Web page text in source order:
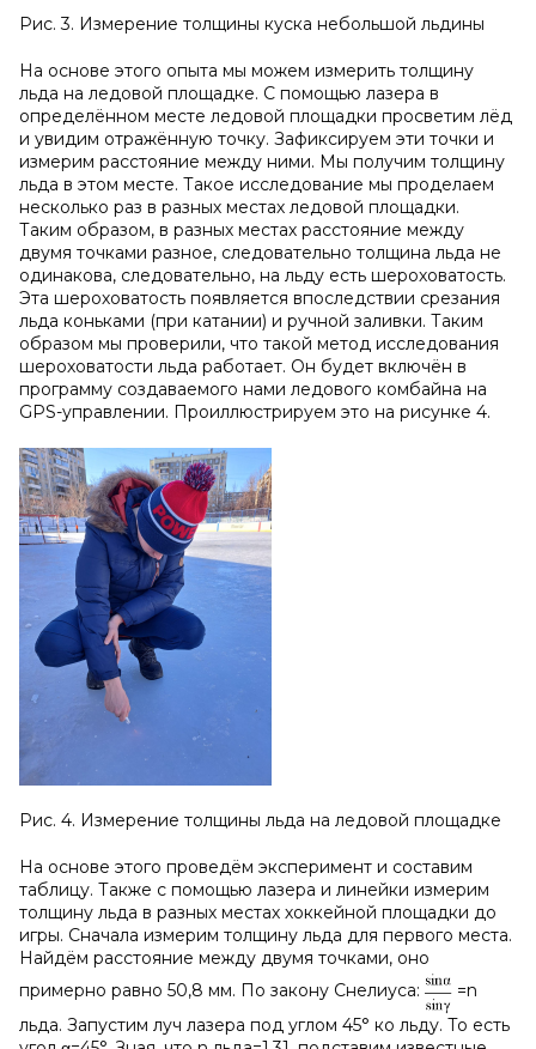
Рис. 3. Измерение толщины куска небольшой льдины
На основе этого опыта мы можем измерить толщину
льда на ледовой площадке. С помощью лазера в
определённом месте ледовой площадки просветим лёд
и увидим отражённую точку. Зафиксируем эти точки и
измерим расстояние между ними. Мы получим толщину
льда в этом месте. Такое исследование мы проделаем
несколько раз в разных местах ледовой площадки.
Таким образом, в разных местах расстояние между
двумя точками разное, следовательно толщина льда не
одинакова, следовательно, на льду есть шероховатость.
Эта шероховатость появляется впоследствии срезания
льда коньками (при катании) и ручной заливки. Таким
образом мы проверили, что такой метод исследования
шероховатости льда работает. Он будет включён в
программу создаваемого нами ледового комбайна на
GPS-управлении. Проиллюстрируем это на рисунке 4.
Рис. 4. Измерение толщины льда на ледовой площадке
На основе этого проведём эксперимент и составим
таблицу. Также с помощью лазера и линейки измерим
толщину льда в разных местах хоккейной площадки до
игры. Сначала измерим толщину льда для первого места.
Найдём расстояние между двумя точками, оно
примерно равно 50,8 мм. По закону Снелиуса:
=n
льда. Запустим луч лазера под углом 45° ко льду. То есть